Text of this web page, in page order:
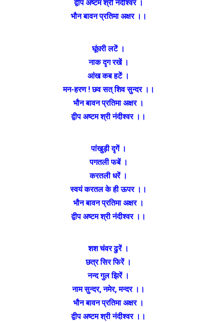
द्वीप अष्टम श्री नंदीश्वर ।
भौन बावन प्रतिमा अक्षर ।।
घूंघरी लटें ।
नाक दृग रखें ।
आंख कब हटें ।
मन-हरण ! छव सत् शिव सुन्दर ।।
भौन बावन प्रतिमा अक्षर ।
द्वीप अष्टम श्री नंदीश्वर ।।
पांखुड़ी दृगें ।
पगतली फबें ।
करतली धरें ।
स्वयं करतल के ही ऊपर ।।
भौन बावन प्रतिमा अक्षर ।
द्वीप अष्टम श्री नंदीश्वर ।।
शश चंवर ढुरें ।
छत्र सिर फिरें ।
नन्द गुल झिरें ।
नाम सुन्दर, नमेर, मन्दर ।।
भौन बावन प्रतिमा अक्षर ।
द्वीप अष्टम श्री नंदीश्वर ।।